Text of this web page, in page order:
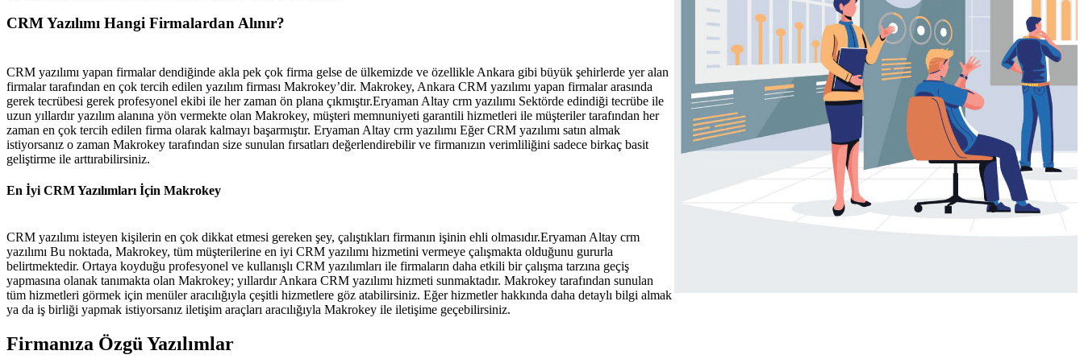
CRM Yazılımı Hangi Firmalardan Alınır?
CRM yazılımı yapan firmalar dendiğinde akla pek çok firma gelse de ülkemizde ve özellikle Ankara gibi büyük şehirlerde yer alan
firmalar tarafından en çok tercih edilen yazılım firması Makrokey’dir. Makrokey, Ankara CRM yazılımı yapan firmalar arasında
gerek tecrübesi gerek profesyonel ekibi ile her zaman ön plana çıkmıştır.Eryaman Altay crm yazılımı Sektörde edindiği tecrübe ile
uzun yıllardır yazılım alanına yön vermekte olan Makrokey, müşteri memnuniyeti garantili hizmetleri ile müşteriler tarafından her
zaman en çok tercih edilen firma olarak kalmayı başarmıştır. Eryaman Altay crm yazılımı Eğer CRM yazılımı satın almak
istiyorsanız o zaman Makrokey tarafından size sunulan fırsatları değerlendirebilir ve firmanızın verimliliğini sadece birkaç basit
geliştirme ile arttırabilirsiniz.
En İyi CRM Yazılımları İçin Makrokey
CRM yazılımı isteyen kişilerin en çok dikkat etmesi gereken şey, çalıştıkları firmanın işinin ehli olmasıdır.Eryaman Altay crm
yazılımı Bu noktada, Makrokey, tüm müşterilerine en iyi CRM yazılımı hizmetini vermeye çalışmakta olduğunu gururla
belirtmektedir. Ortaya koyduğu profesyonel ve kullanışlı CRM yazılımları ile firmaların daha etkili bir çalışma tarzına geçiş
yapmasına olanak tanımakta olan Makrokey; yıllardır Ankara CRM yazılımı hizmeti sunmaktadır. Makrokey tarafından sunulan
tüm hizmetleri görmek için menüler aracılığıyla çeşitli hizmetlere göz atabilirsiniz. Eğer hizmetler hakkında daha detaylı bilgi almak
ya da iş birliği yapmak istiyorsanız iletişim araçları aracılığıyla Makrokey ile iletişime geçebilirsiniz.
Firmanıza Özgü Yazılımlar